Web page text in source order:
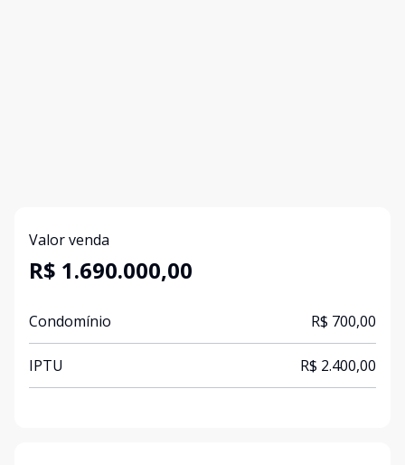
Valor venda
R$ 1.690.000,00
Condomínio R$ 700,00
IPTU R$ 2.400,00